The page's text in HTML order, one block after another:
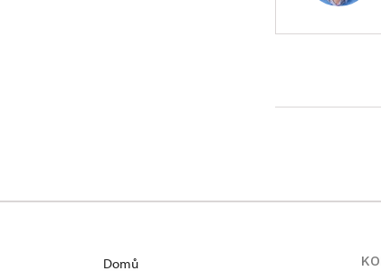
Domů